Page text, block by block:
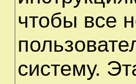
чтобы все
систему.